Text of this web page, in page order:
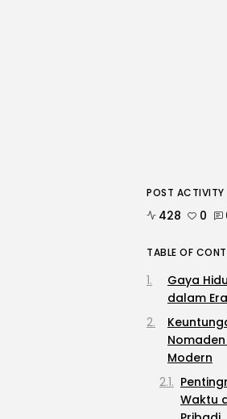
POST ACTIVITY
428 0
TABLE OF
Gaya
dalam
Modern
Waktu